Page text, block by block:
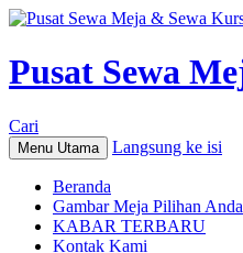
Pusat Sewa
Cari
Menu Utama Langsung ke isi
Beranda
Gambar Meja Pilihan Anda
KABAR TERBARU
Kontak Kami